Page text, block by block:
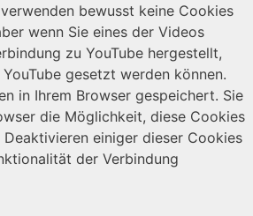
bewusst keine Cookies
wenn Sie eines der Videos
zu YouTube hergestellt,
gesetzt werden können.
in Ihrem Browser gespeichert. Sie
die Möglichkeit, diese Cookies
einiger dieser Cookies
der Verbindung